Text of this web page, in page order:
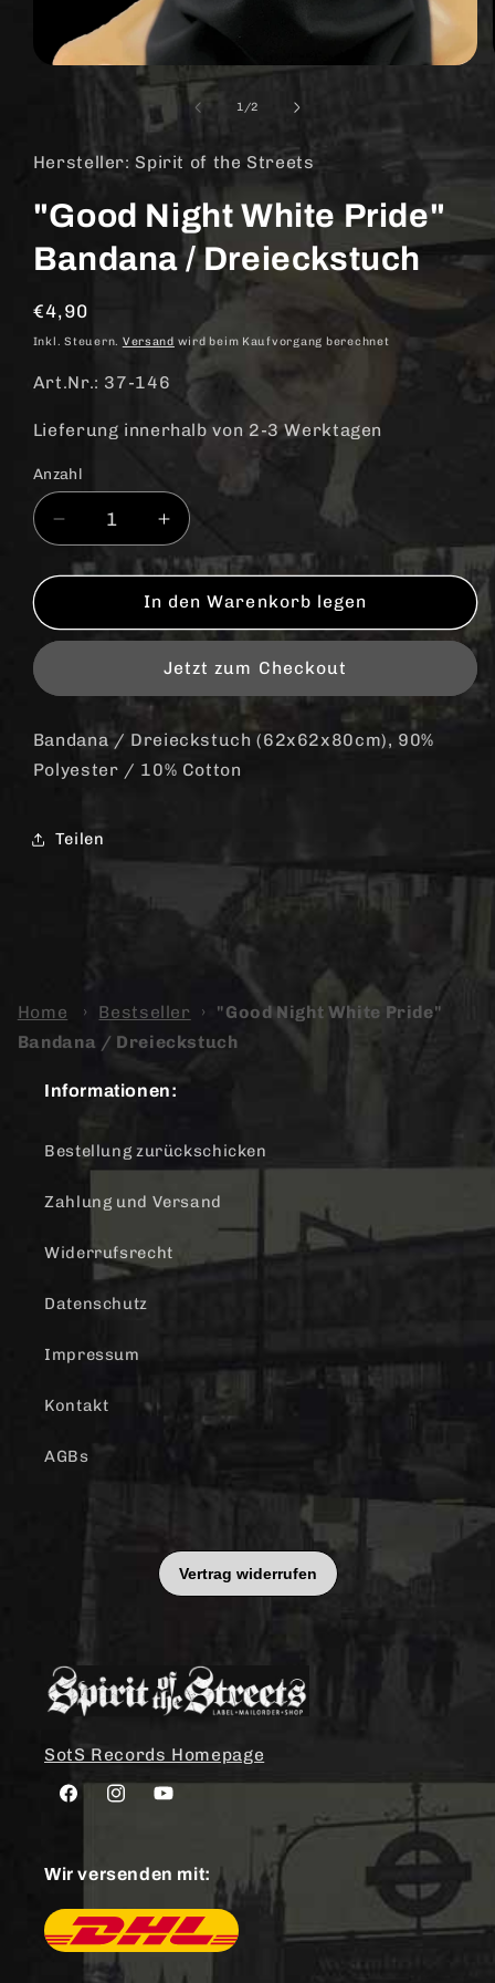
1/von
2
Hersteller: Spirit of the Streets
"Good Night White Pride"
Bandana / Dreieckstuch
Normaler
Preis
€4,90
Inkl. Steuern. Versand wird beim Kaufvorgang berechnet
Art.Nr.: 37-146
Lieferung innerhalb von 2-3 Werktagen
Anzahl
Anzahl
Verringere
die
Menge
&quot;Good
Pride&quot;
Bandana
/
Dreieckstuch
Erhöhe
die
Menge
für
&quot;Good
White
Pride&quot;
/
Dreieckstuch
In den Warenkorb legen
Jetzt zum Checkout
Bandana / Dreieckstuch (62x62x80cm), 90%
Polyester / 10% Cotton
Teilen
Home › Bestseller ›
"Good Night White Pride"
Bandana / Dreieckstuch
Informationen:
Bestellung zurückschicken
Zahlung und Versand
Widerrufsrecht
Datenschutz
Impressum
Kontakt
AGBs
SotS Records Homepage
FacebookInstagramYouTube
Wir versenden mit: